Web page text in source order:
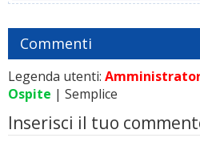
Commenti
Legenda utenti:
Ospite | Semplice
Inserisci il tuo